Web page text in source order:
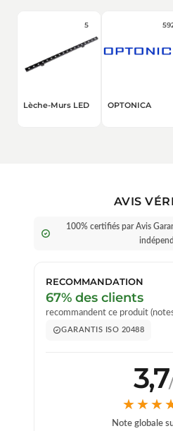
5
Lèche-Murs LED OPTONICA
AVIS
100% certifiés par Avis
3,7
Note globale
RECOMMANDATION
67% des clients
recommandent ce produit
GARANTIS ISO 20488